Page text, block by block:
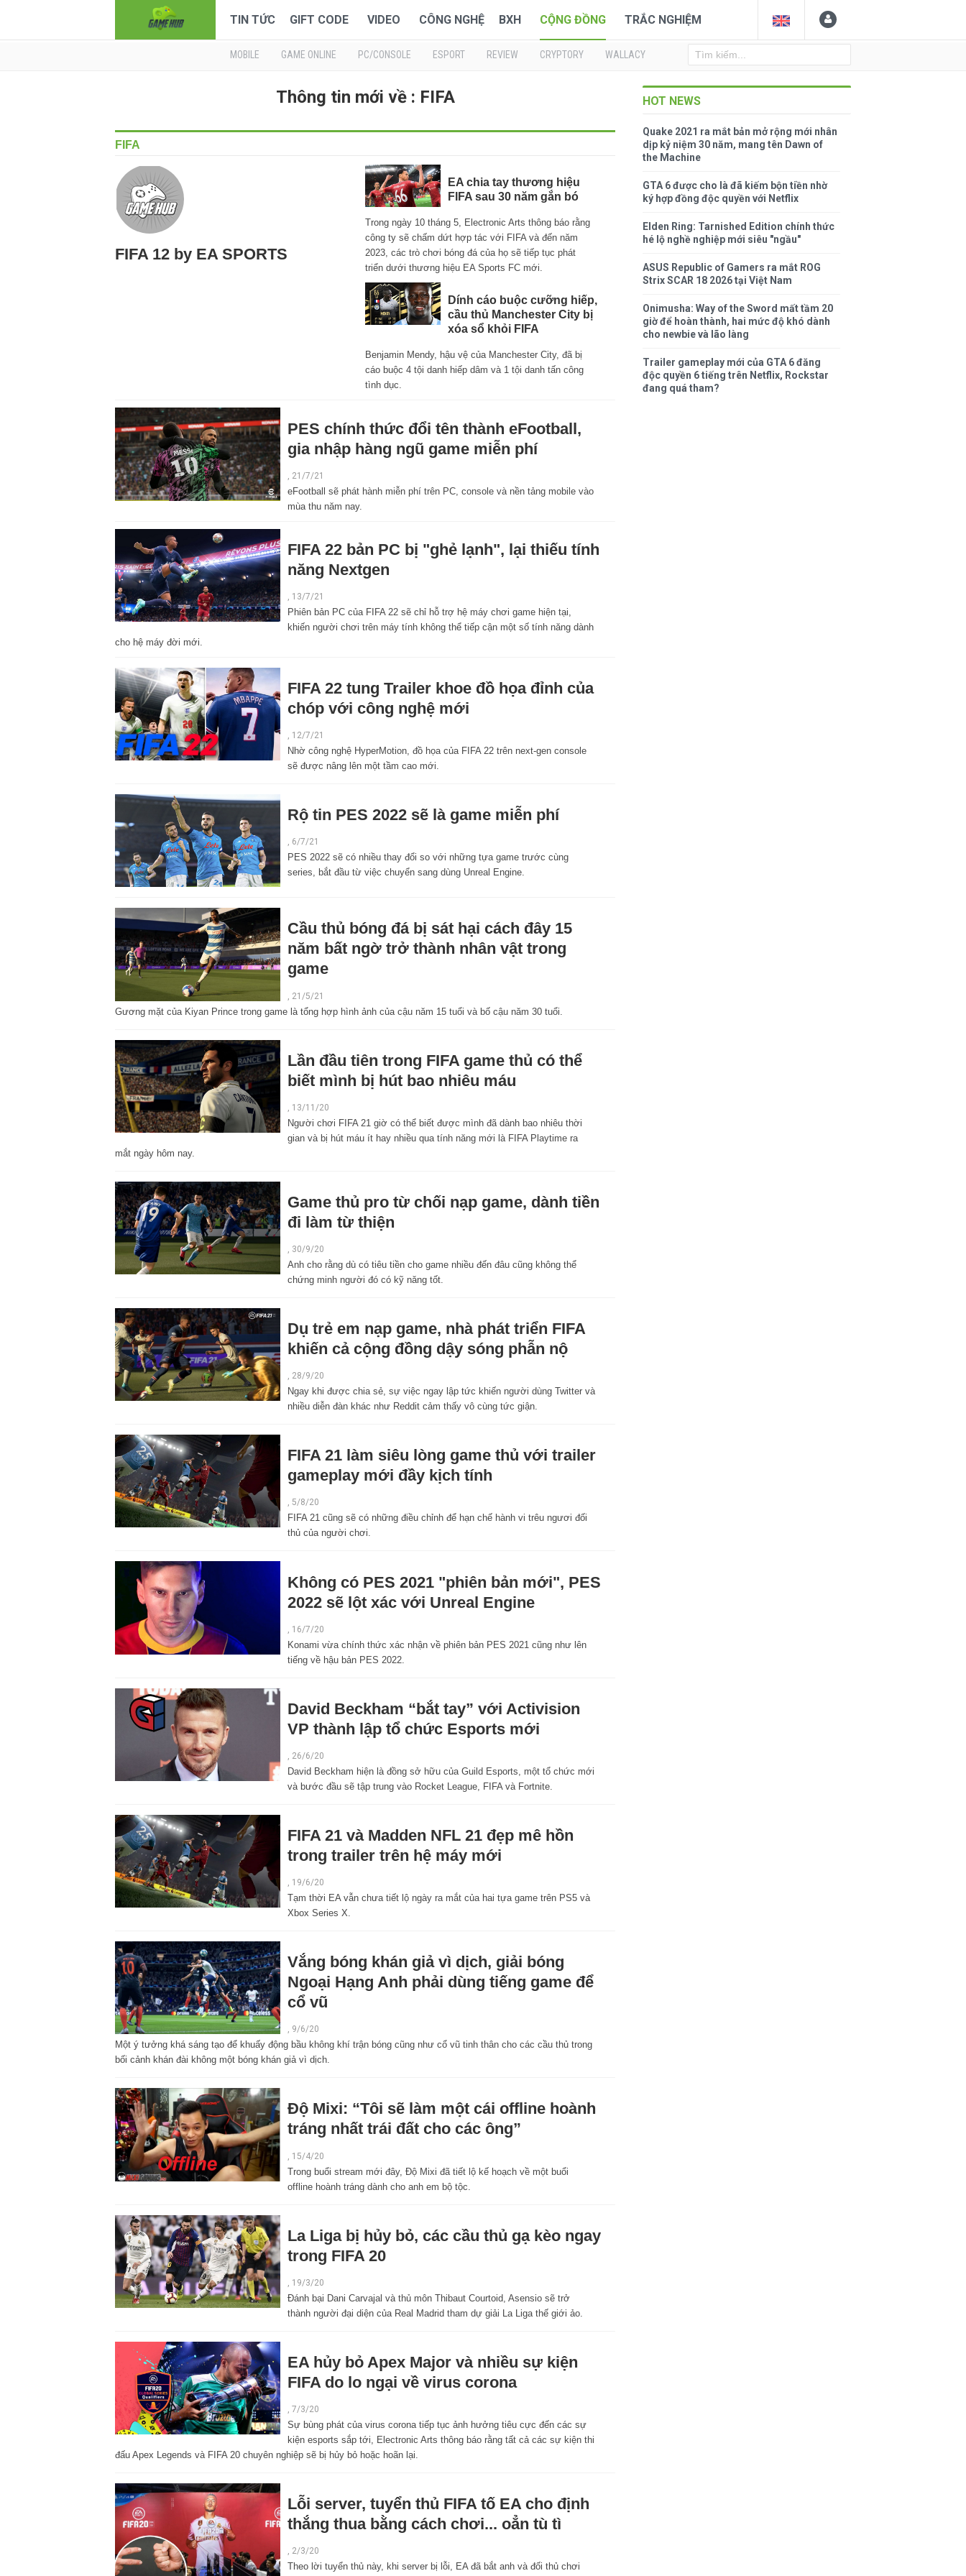
TIN TỨC GIFT CODE VIDEO CÔNG NGHỆ BXH CỘNG ĐỒNG TRẮC NGHIỆM
MOBILE GAME ONLINE PC/CONSOLE ESPORT REVIEW CRYPTORY WALLACY
Thông tin mới về : FIFA
FIFA
FIFA 12 by EA SPORTS
EA chia tay thương hiệu
FIFA sau 30 năm gắn bó
Trong ngày 10 tháng 5, Electronic Arts thông báo rằng
công ty sẽ chấm dứt hợp tác với FIFA và đến năm
2023, các trò chơi bóng đá của họ sẽ tiếp tục phát
triển dưới thương hiệu EA Sports FC mới.
Dính cáo buộc cưỡng hiếp,
cầu thủ Manchester City bị
xóa sổ khỏi FIFA
Benjamin Mendy, hậu vệ của Manchester City, đã bị
cáo buộc 4 tội danh hiếp dâm và 1 tội danh tấn công
tình dục.
PES chính thức đổi tên thành eFootball,
gia nhập hàng ngũ game miễn phí
, 21/7/21
eFootball sẽ phát hành miễn phí trên PC, console và nền tảng mobile vào
mùa thu năm nay.
FIFA 22 bản PC bị "ghẻ lạnh", lại thiếu tính
năng Nextgen
, 13/7/21
Phiên bản PC của FIFA 22 sẽ chỉ hỗ trợ hệ máy chơi game hiện tại,
khiến người chơi trên máy tính không thể tiếp cận một số tính năng dành
cho hệ máy đời mới.
FIFA 22 tung Trailer khoe đồ họa đỉnh của
chóp với công nghệ mới
, 12/7/21
Nhờ công nghệ HyperMotion, đồ họa của FIFA 22 trên next-gen console
sẽ được nâng lên một tầm cao mới.
Rộ tin PES 2022 sẽ là game miễn phí
, 6/7/21
PES 2022 sẽ có nhiều thay đổi so với những tựa game trước cùng
series, bắt đầu từ việc chuyển sang dùng Unreal Engine.
Cầu thủ bóng đá bị sát hại cách đây 15
năm bất ngờ trở thành nhân vật trong
game
21/5/21
Gương mặt của Kiyan Prince trong game là tổng hợp hình ảnh của cậu năm 15 tuổi và bố cậu năm 30 tuổi.
Lần đầu tiên trong FIFA game thủ có thể
biết mình bị hút bao nhiêu máu
13/11/20
Người chơi FIFA 21 giờ có thể biết được mình đã dành bao nhiêu thời
gian và bị hút máu ít hay nhiều qua tính năng mới là FIFA Playtime ra
mắt ngày hôm nay.
Game thủ pro từ chối nạp game, dành tiền
đi làm từ thiện
, 30/9/20
Anh cho rằng dù có tiêu tiền cho game nhiều đến đâu cũng không thể
chứng minh người đó có kỹ năng tốt.
Dụ trẻ em nạp game, nhà phát triển FIFA
khiến cả cộng đồng dậy sóng phẫn nộ
, 28/9/20
Ngay khi được chia sẻ, sự việc ngay lập tức khiến người dùng Twitter và
nhiều diễn đàn khác như Reddit cảm thấy vô cùng tức giận.
FIFA 21 làm siêu lòng game thủ với trailer
gameplay mới đầy kịch tính
, 5/8/20
FIFA 21 cũng sẽ có những điều chỉnh để hạn chế hành vi trêu ngươi đối
thủ của người chơi.
Không có PES 2021 "phiên bản mới", PES
2022 sẽ lột xác với Unreal Engine
16/7/20
Konami vừa chính thức xác nhận về phiên bản PES 2021 cũng như lên
tiếng về hậu bản PES 2022.
David Beckham “bắt tay” với Activision
VP thành lập tổ chức Esports mới
, 26/6/20
David Beckham hiện là đồng sở hữu của Guild Esports, một tổ chức mới
và bước đầu sẽ tập trung vào Rocket League, FIFA và Fortnite.
FIFA 21 và Madden NFL 21 đẹp mê hồn
trong trailer trên hệ máy mới
, 19/6/20
Tạm thời EA vẫn chưa tiết lộ ngày ra mắt của hai tựa game trên PS5 và
Xbox Series X.
Vắng bóng khán giả vì dịch, giải bóng
Ngoại Hạng Anh phải dùng tiếng game để
cổ vũ
, 9/6/20
Một ý tưởng khá sáng tạo để khuấy động bầu không khí trận bóng cũng như cổ vũ tinh thân cho các cầu thủ trong
bối cảnh khán đài không một bóng khán giả vì dịch.
Độ Mixi: “Tôi sẽ làm một cái offline hoành
tráng nhất trái đất cho các ông”
15/4/20
Trong buổi stream mới đây, Độ Mixi đã tiết lộ kế hoạch về một buổi
offline hoành tráng dành cho anh em bộ tộc.
La Liga bị hủy bỏ, các cầu thủ gạ kèo ngay
trong FIFA 20
19/3/20
Đánh bại Dani Carvajal và thủ môn Thibaut Courtoid, Asensio sẽ trở
thành người đại diện của Real Madrid tham dự giải La Liga thế giới ảo.
EA hủy bỏ Apex Major và nhiều sự kiện
FIFA do lo ngại về virus corona
, 7/3/20
Sự bùng phát của virus corona tiếp tục ảnh hưởng tiêu cực đến các sự
kiện esports sắp tới, Electronic Arts thông báo rằng tất cả các sự kiện thi
đấu Apex Legends và FIFA 20 chuyên nghiệp sẽ bị hủy bỏ hoặc hoãn lại.
Lỗi server, tuyển thủ FIFA tố EA cho định
thắng thua bằng cách chơi... oẳn tù tì
, 2/3/20
Theo lời tuyển thủ này, khi server bị lỗi, EA đã bắt anh và đối thủ chơi
HOT NEWS
Quake 2021 ra mắt bản mở rộng mới nhân
dịp kỷ niệm 30 năm, mang tên Dawn of
the Machine
GTA 6 được cho là đã kiếm bộn tiền nhờ
ký hợp đồng độc quyền với Netflix
Elden Ring: Tarnished Edition chính thức
hé lộ nghề nghiệp mới siêu "ngầu"
ASUS Republic of Gamers ra mắt ROG
Strix SCAR 18 2026 tại Việt Nam
Onimusha: Way of the Sword mất tầm 20
giờ để hoàn thành, hai mức độ khó dành
cho newbie và lão làng
Trailer gameplay mới của GTA 6 đăng
độc quyền 6 tiếng trên Netflix, Rockstar
đang quá tham?